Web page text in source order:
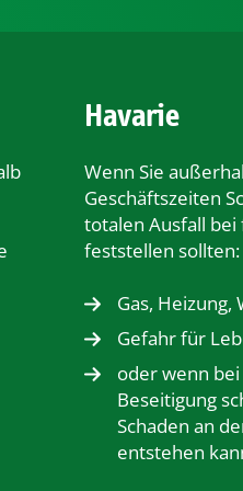
Havarie
Wenn Sie
Geschäftszeiten
totalen Ausfall
feststellen sollten:
Gas, Heizung,
Gefahr für
oder wenn
Beseitigung
Schaden an
entstehen